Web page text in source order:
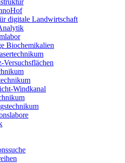
digitale Landwirtschaft
Biochemikalien
Versuchsflächen
Windkanal